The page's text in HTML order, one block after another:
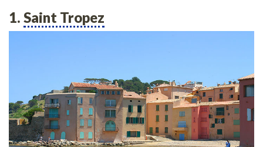
1. Saint Tropez